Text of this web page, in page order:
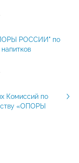
РОССИИ" по
Комиссий по
«ОПОРЫ